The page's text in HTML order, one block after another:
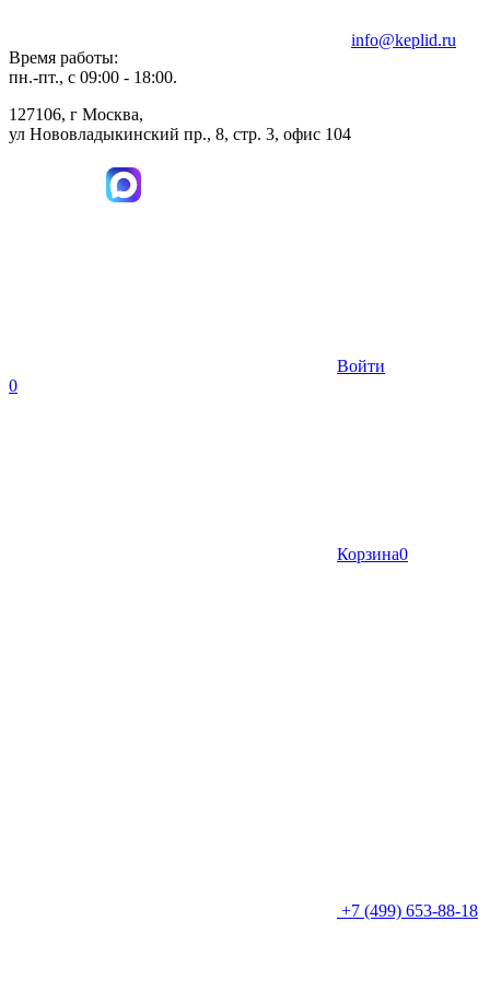
Время работы:
пн.-пт., с 09:00 - 18:00.
127106, г Москва,
ул Нововладыкинский пр., 8, стр. 3, офис 104
info@keplid.ru
Войти
0
Корзина0
+7 (499) 653-88-18